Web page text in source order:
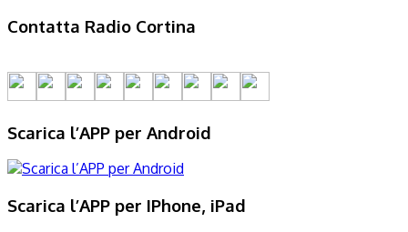
Contatta Radio Cortina
Scarica l’APP per Android
Scarica l’APP per IPhone, iPad